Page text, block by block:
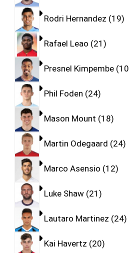
Rodri Hernandez 19
Rafael Leao 21
Presnel Kimpembe 10
Phil Foden 24
Mason Mount 18
Martin Odegaard 24
Marco Asensio 12
Luke Shaw 21
Lautaro Martinez 24
Kai Havertz 20